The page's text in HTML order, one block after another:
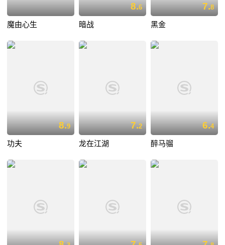
魔由心生
8.6
暗战
7.8
黑金
8.9
功夫
7.2
龙在江湖
6.4
醉马骝